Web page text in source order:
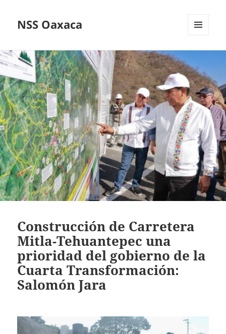
NSS Oaxaca
Construcción de Carretera
Mitla-Tehuantepec una
prioridad del gobierno de la
Cuarta Transformación:
Salomón Jara